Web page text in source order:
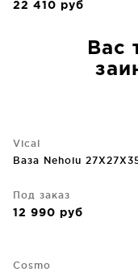
22 410 руб
Вас
Vical
Ваза Nehoiu
Под заказ
12 990 руб
Cosmo